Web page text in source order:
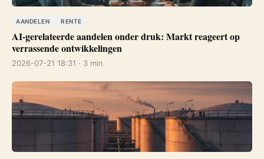
AANDELEN RENTE
AI-gerelateerde aandelen onder druk: Markt reageert op
verrassende ontwikkelingen
2026-07-21 18:31 · 3 min